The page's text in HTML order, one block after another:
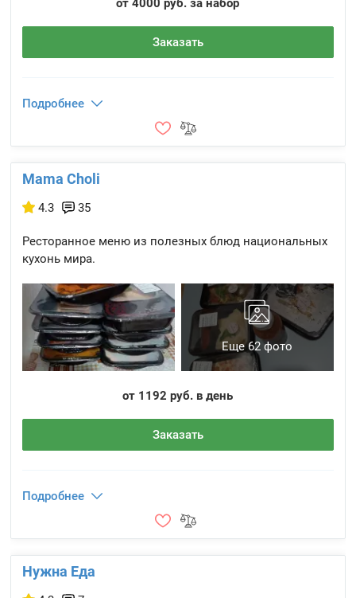
от 4000 руб. за набор
Заказать
Подробнее
Mama Choli
4.3 35
Ресторанное меню из полезных блюд национальных
кухонь мира.
Еще 62 фото
от 1192 руб. в день
Заказать
Подробнее
Нужна Еда